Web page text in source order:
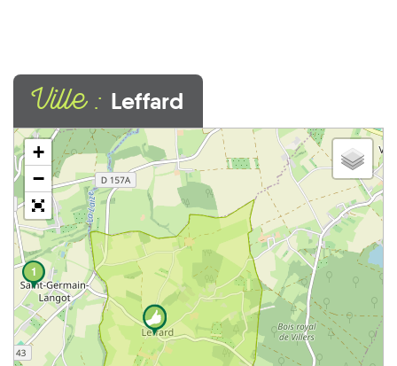
Ville : Leffard
1
+
−